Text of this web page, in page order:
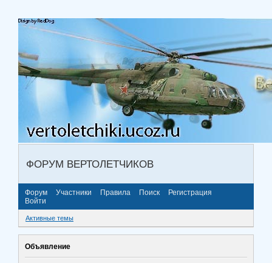
ФОРУМ ВЕРТОЛЕТЧИКОВ
Форум Участники Правила Поиск
Регистрация
Войти
Активные темы
Объявление